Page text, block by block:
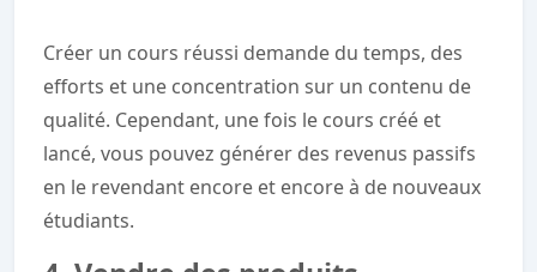
Créer un cours réussi demande du temps, des
efforts et une concentration sur un contenu de
qualité. Cependant, une fois le cours créé et
lancé, vous pouvez générer des revenus passifs
en le revendant encore et encore à de nouveaux
étudiants.